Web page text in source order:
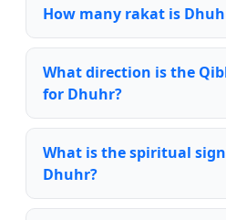
How many rakat is
What direction is the
for Dhuhr?
What is the spiritual
Dhuhr?